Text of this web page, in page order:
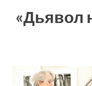
«Дьявол